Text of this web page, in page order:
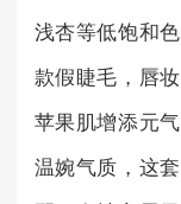
浅杏等低饱和
款假睫毛，唇
苹果肌增添元
温婉气质，这